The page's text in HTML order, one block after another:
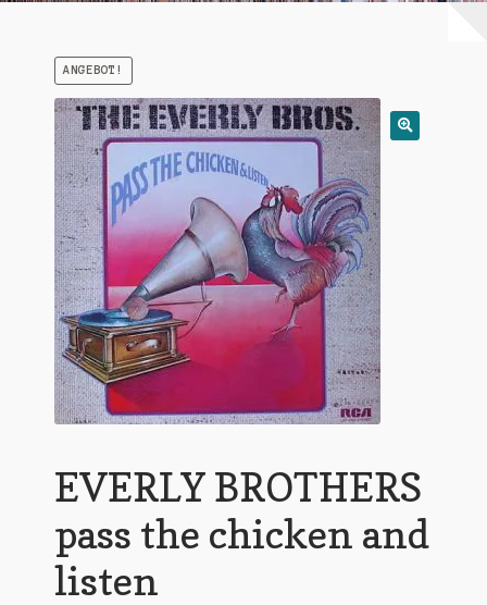
Mein Konto
ANGEBOT!
EVERLY BROTHERS
pass the chicken and
listen